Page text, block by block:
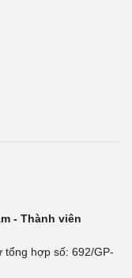
- Thành viên
tổng hợp số: 692/GP-